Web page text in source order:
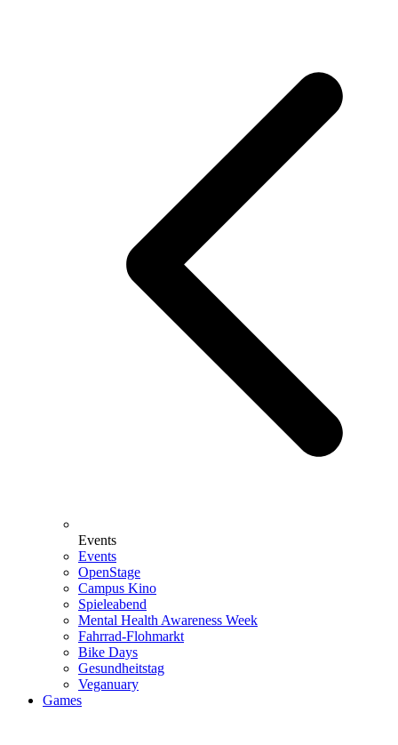
Events
Events
OpenStage
Campus Kino
Spieleabend
Mental Health Awareness Week
Fahrrad-Flohmarkt
Bike Days
Gesundheitstag
Veganuary
Games